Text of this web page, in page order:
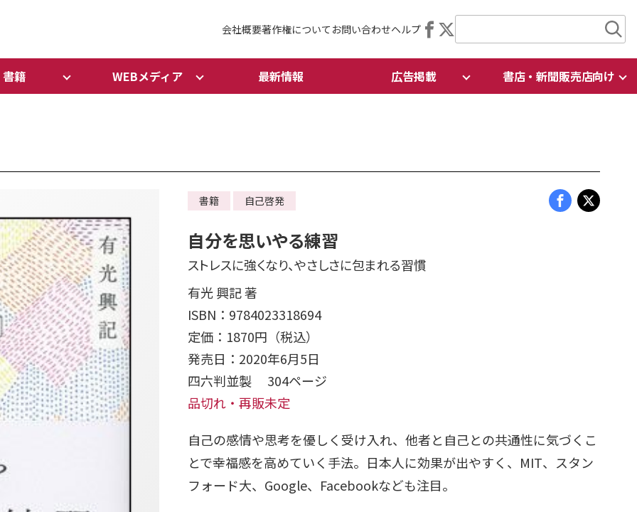
会社概要著作権について お問い合わせヘルプ
書籍 WEBメディア 最新情報 広告掲載 書店・新聞販売店向け
書籍 自己啓発
自分を思いやる練習
ストレスに強くなり、やさしさに包まれる習慣
有光 興記 著
ISBN：9784023318694
定価：1870円（税込）
発売日：2020年6月5日
四六判並製 304ページ
品切れ・再販未定
自己の感情や思考を優しく受け入れ、他者と自己との共通性に気づくこ
とで幸福感を高めていく手法。日本人に効果が出やすく、MIT、スタン
フォード大、Google、Facebookなども注目。